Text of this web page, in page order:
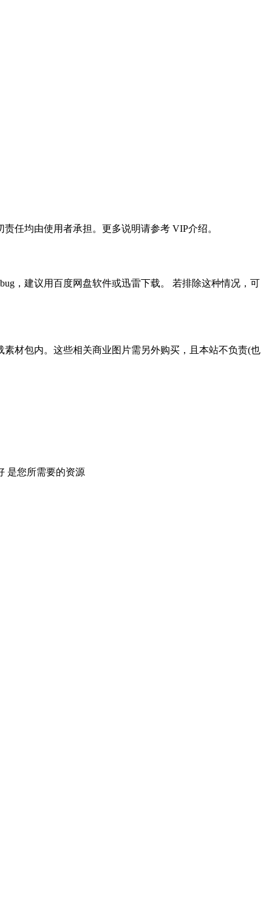
任均由使用者承担。更多说明请参考 VIP介绍。
，建议用百度网盘软件或迅雷下载。 若排除这种情况，可
材包内。这些相关商业图片需另外购买，且本站不负责(也
是您所需要的资源